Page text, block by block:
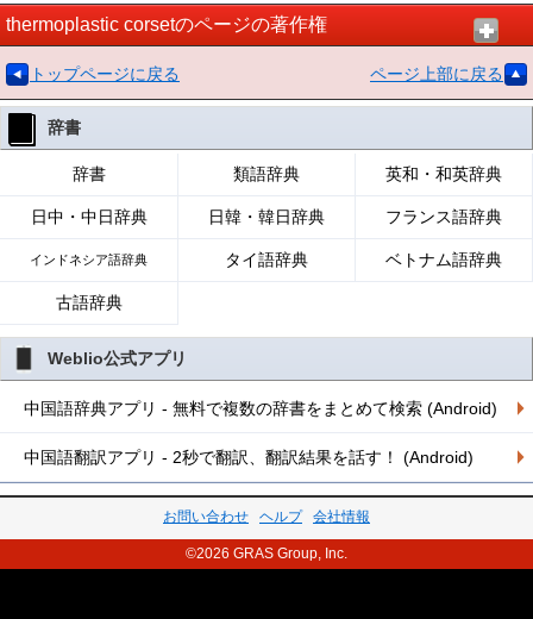
thermoplastic corsetのページの著作権
トップページに戻る ページ上部に戻る
辞書
辞書 類語辞典 英和・和英辞典
日中・中日辞典 日韓・韓日辞典 フランス語辞典
インドネシア語辞典 タイ語辞典 ベトナム語辞典
古語辞典
Weblio公式アプリ
中国語辞典アプリ - 無料で複数の辞書をまとめて検索 (Android)
中国語翻訳アプリ - 2秒で翻訳、翻訳結果を話す！ (Android)
お問い合わせ ヘルプ 会社情報
©2026 GRAS Group, Inc.